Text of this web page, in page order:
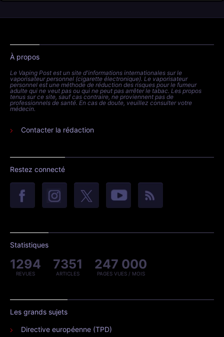
À propos
Le Vaping Post est un site d'informations internationales sur le
vaporisateur personnel (cigarette électronique). Le vaporisateur
personnel est une méthode de réduction des risques pour le fumeur
adulte qui ne veut pas ou qui ne peut pas arrêter le tabac. Les propos
tenus sur ce site, sauf cas contraire, ne proviennent pas de
professionnels de santé. En cas de doute, veuillez consulter votre
médecin.
Contacter la rédaction
Restez connecté
Statistiques
1294
REVUES
7351
ARTICLES
247 000
PAGES VUES / MOIS
Les grands sujets
Directive européenne (TPD)